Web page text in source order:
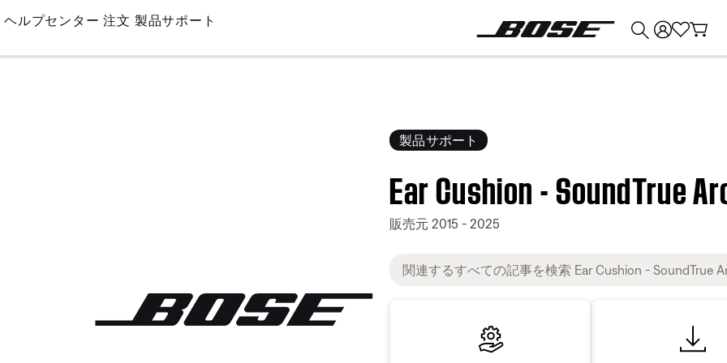
Skip
Main
ヘルプセンター 注文 製品サポート
製品サポート
Ear Cushion - SoundTrue
販売元 2015 - 2025